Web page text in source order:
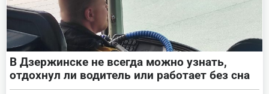
В Дзержинске не всегда можно узнать,
отдохнул ли водитель или работает без сна